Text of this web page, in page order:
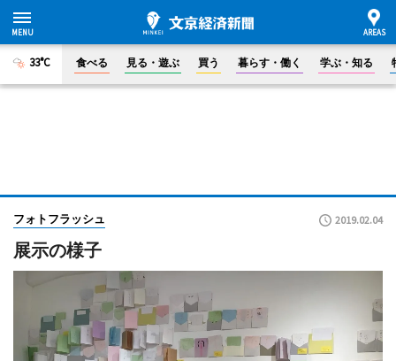
33°C 食べる 見る・遊ぶ 買う 暮らす・働く 学ぶ・知る
フォトフラッシュ 2019.02.04
展示の様子